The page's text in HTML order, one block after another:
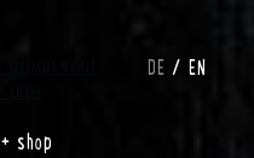
DE EN
shop